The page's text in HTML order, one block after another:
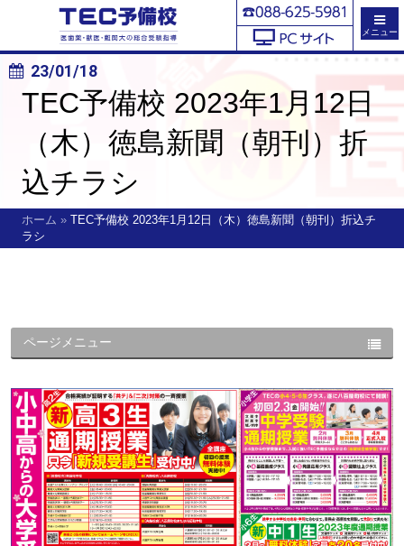
メニュー
23/01/18
TEC予備校 2023年1月12日
（木）徳島新聞（朝刊）折
込チラシ
ホーム » TEC予備校 2023年1月12日（木）徳島新聞（朝刊）折込チ
ラシ
ページメニュー